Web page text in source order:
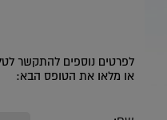
לפרטים נוספים להתקשר לטלפון: 08-9391113 בשעות הפעילות: ימי א'-ה
או מלאו את הטופס הבא: